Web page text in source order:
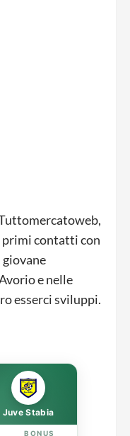
primi contatti con
e nelle
esserci sviluppi.
Juve Stabia
BONUS